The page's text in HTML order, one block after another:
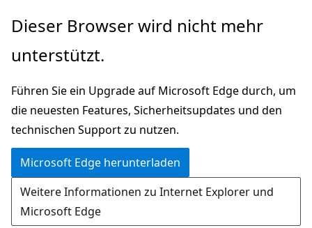
Zu
wechseln
Dieser Browser wird nicht mehr
unterstützt.
Führen Sie ein Upgrade auf Microsoft Edge durch, um
die neuesten Features, Sicherheitsupdates und den
technischen Support zu nutzen.
Microsoft Edge herunterladen
Weitere Informationen zu Internet Explorer und
Microsoft Edge